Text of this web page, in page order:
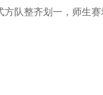
队整齐划一，师生